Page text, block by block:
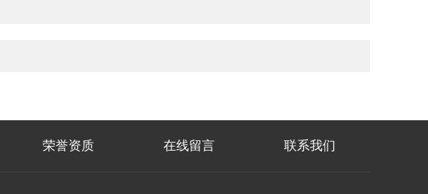
荣誉资质 在线留言 联系我们